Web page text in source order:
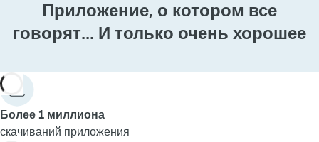
Приложение, о котором все
говорят... И только очень хорошее
Более 1 миллиона
скачиваний приложения